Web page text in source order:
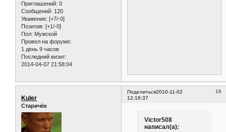
Приглашений: 0
Сообщений: 120
Уважение: [+7/-0]
Позитив: [+1/-0]
Пол: Мужской
Провел на форуме:
1 день 9 часов
Последний визит:
2014-04-07 21:58:04
Поделиться 16
2010-11-02
12:16:37
Kuler
Старичёк
Victor508
написал(а):